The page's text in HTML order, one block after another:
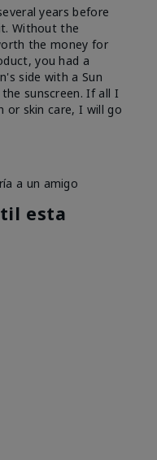
years before
Without the
the money for
you had a
side with a Sun
sunscreen. If all I
or skin care, I will go
a un amigo
esta